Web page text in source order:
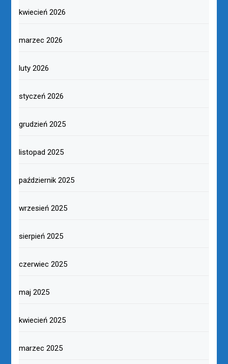
kwiecień 2026
marzec 2026
luty 2026
styczeń 2026
grudzień 2025
listopad 2025
październik 2025
wrzesień 2025
sierpień 2025
czerwiec 2025
maj 2025
kwiecień 2025
marzec 2025